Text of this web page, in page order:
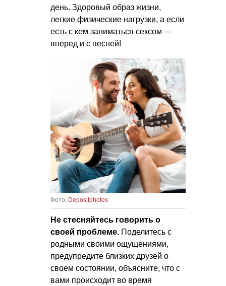
день. Здоровый образ жизни,
легкие физические нагрузки, а если
есть с кем заниматься сексом —
вперед и с песней!
Фото: Depositphotos
Не стесняйтесь говорить о
своей проблеме. Поделитесь с
родными своими ощущениями,
предупредите близких друзей о
своем состоянии, объясните, что с
вами происходит во время